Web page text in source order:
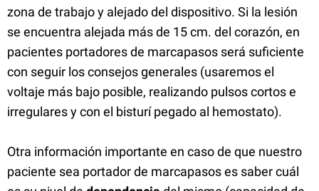
zona de trabajo y alejado del dispositivo. Si la lesión
se encuentra alejada más de 15 cm. del corazón, en
pacientes portadores de marcapasos será suficiente
con seguir los consejos generales (usaremos el
voltaje más bajo posible, realizando pulsos cortos e
irregulares y con el bisturí pegado al hemostato).
Otra información importante en caso de que nuestro
paciente sea portador de marcapasos es saber cuál